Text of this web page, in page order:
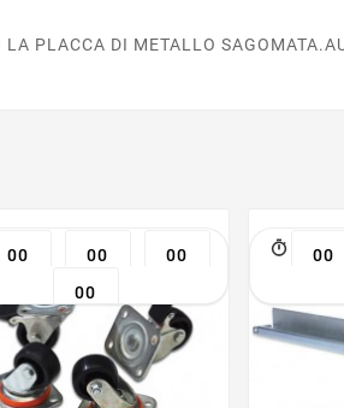
PLACCA DI METALLO
00 00
00
00
00